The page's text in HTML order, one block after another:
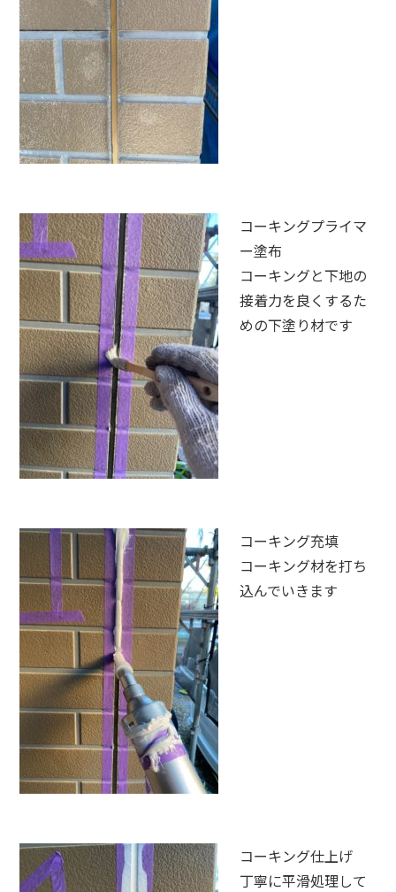
コーキングプライマ
ー塗布
コーキングと下地の
接着力を良くするた
めの下塗り材です
コーキング充填
コーキング材を打ち
込んでいきます
コーキング仕上げ
丁寧に平滑処理して